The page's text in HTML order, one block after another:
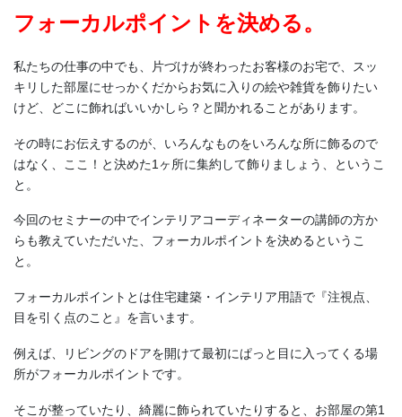
フォーカルポイントを決める。
私たちの仕事の中でも、片づけが終わったお客様のお宅で、スッ
キリした部屋にせっかくだからお気に入りの絵や雑貨を飾りたい
けど、どこに飾ればいいかしら？と聞かれることがあります。
その時にお伝えするのが、いろんなものをいろんな所に飾るので
はなく、ここ！と決めた1ヶ所に集約して飾りましょう、というこ
と。
今回のセミナーの中でインテリアコーディネーターの講師の方か
らも教えていただいた、フォーカルポイントを決めるというこ
と。
フォーカルポイントとは住宅建築・インテリア用語で『注視点、
目を引く点のこと』を言います。
例えば、リビングのドアを開けて最初にぱっと目に入ってくる場
所がフォーカルポイントです。
そこが整っていたり、綺麗に飾られていたりすると、お部屋の第1